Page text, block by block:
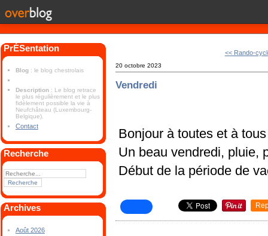
PrÉSentation
Blog : le blog chestrolais
Description : Le blog retrace
le plus régulièrement et le plus
fidèlement possible la vie à
Neufchâteau (Luxembourg-
Belgique).
Contact
Recherche
Archives
Août 2026
<< Rando-
20 octobre 2023
Vendredi
Bonjour à toutes et à tous
Un beau vendredi, pluie,
Début de la période de